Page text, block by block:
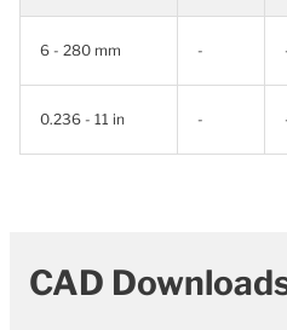
6 - 280 mm -
0.236 - 11 in -
CAD